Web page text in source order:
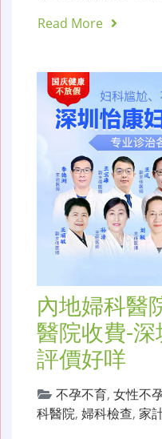
Read More
內地婦科醫
醫院收費-
評價好咩
不孕不育, 女性不
科醫院, 婦科檢查, 家